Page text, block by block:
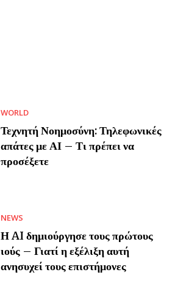
WORLD
Τεχνητή Νοημοσύνη: Τηλεφωνικές
απάτες με ΑΙ – Τι πρέπει να
προσέξετε
NEWS
Η AI δημιούργησε τους πρώτους
ιούς – Γιατί η εξέλιξη αυτή
ανησυχεί τους επιστήμονες